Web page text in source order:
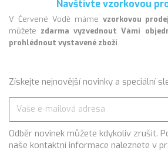
Navštivte vzorkovou
V Červené Vodě máme vzorkovou
můžete zdarma vyzvednout Vámi
prohlédnout vystavené zboží.
Získejte nejnovější novinky a speciální
Odběr novinek můžete kdykoliv zrušit.
naše kontaktní informace naleznete v